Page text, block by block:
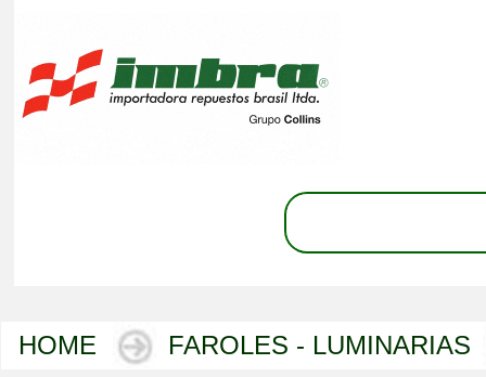
HOME FAROLES - LUMINARIAS